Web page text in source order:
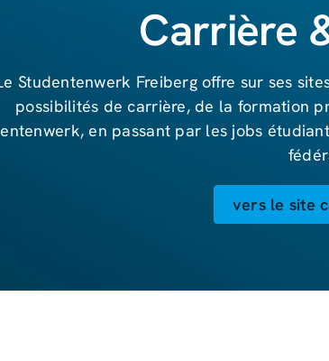
Carrière
Studentenwerk Freiberg offre sur ses
possibilités de carrière, de la formation
en passant par les jobs
vers le site